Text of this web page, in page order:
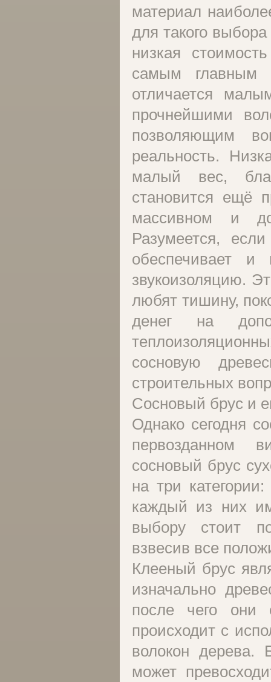
материал
для такого
низкая
самым главным
отличается
прочнейшими
позволяющим
реальность.
малый вес,
становится ещё
массивном и
Разумеется,
обеспечивает и
звукоизоляцию.
любят тишину,
денег на
сосновую
строительных
Сосновый брус и
Однако сегодня
первозданном
сосновый брус
на три
каждый из них
выбору стоит
взвесив все
Клееный брус
изначально
после чего они
происходит с
волокон дерева.
может